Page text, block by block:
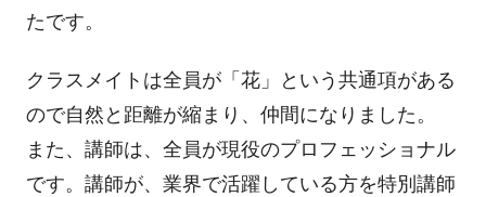
たです。
クラスメイトは全員が「花」という共通項がある
ので自然と距離が縮まり、仲間になりました。
また、講師は、全員が現役のプロフェッショナル
です。講師が、業界で活躍している方を特別講師